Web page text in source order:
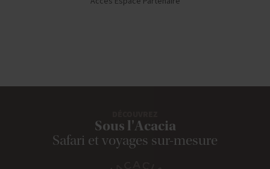
Sous l'Acacia
Safari et voyages sur-mesure